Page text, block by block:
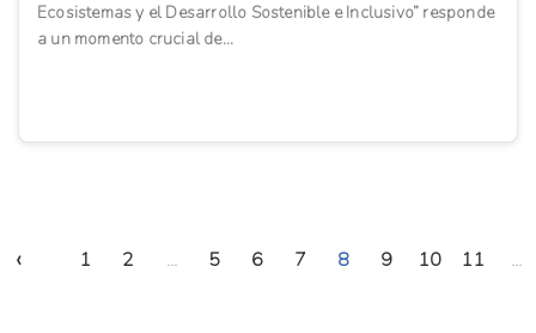
Ecosistemas y el Desarrollo Sostenible e Inclusivo” responde
a un momento crucial de...
‹ 1 2 ... 5 6 7 8 9 10 11 ...